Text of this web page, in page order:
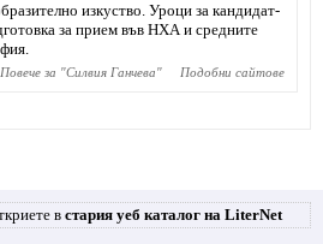
изкуство. Уроци за кандидат-
за прием във НХА и средните
Повече за "Силвия Ганчева" Подобни сайтове
в стария уеб каталог на LiterNet